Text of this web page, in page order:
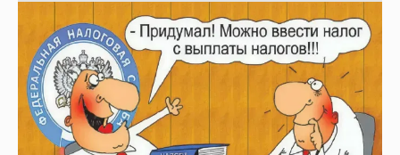
Зачем нам вообще платить налоги? (или:
как работают наши деньги, когда мы
заикаемся о защите прав)